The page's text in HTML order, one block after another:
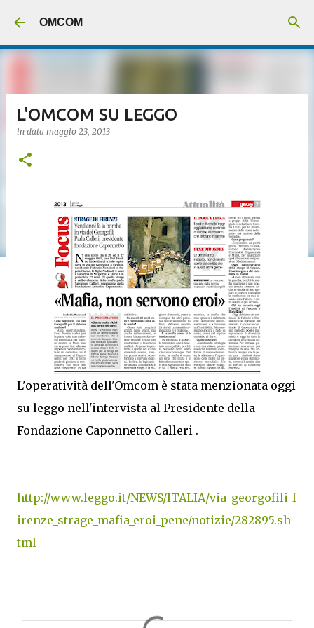
OMCOM
L'OMCOM SU LEGGO
in data maggio 23, 2013
L'operatività dell'Omcom è stata menzionata oggi
su leggo nell'intervista al Presidente della
Fondazione Caponnetto Calleri .
http://www.leggo.it/NEWS/ITALIA/via_georgofili_f
irenze_strage_mafia_eroi_pene/notizie/282895.sh
tml